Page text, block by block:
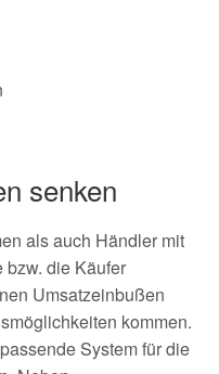
senken
als auch Händler mit
bzw. die Käufer
Umsatzeinbußen
kommen.
System für die